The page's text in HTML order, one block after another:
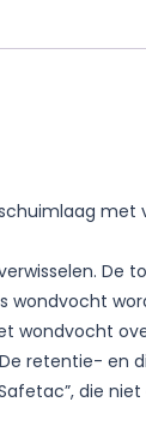
met
De
wondvocht
wondvocht
retentie- en
die